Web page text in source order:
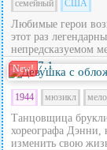
семейный
США
Любимые герои
этот раз
непредсказуемом
New! 7.1
1944 мюзикл
Танцовщица
хореографа Дэнни,
изменить свою